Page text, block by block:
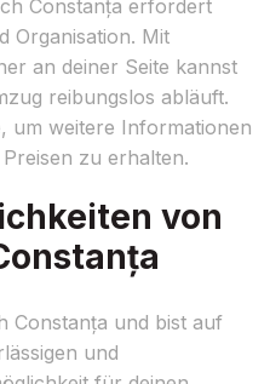
Constanța erfordert
Organisation. Mit
an deiner Seite kannst
reibungslos abläuft.
um weitere Informationen
zu erhalten.
von
Constanța und bist auf
und